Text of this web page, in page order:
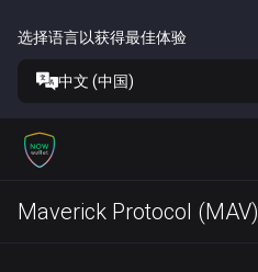
选择语言以获得最佳体验
中文 (中国)
Maverick Protocol